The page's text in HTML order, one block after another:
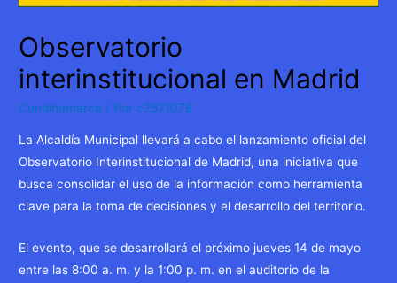
Observatorio
interinstitucional en Madrid
Cundinamarca / Por c2521078
La Alcaldía Municipal llevará a cabo el lanzamiento oficial del
Observatorio Interinstitucional de Madrid, una iniciativa que
busca consolidar el uso de la información como herramienta
clave para la toma de decisiones y el desarrollo del territorio.
El evento, que se desarrollará el próximo jueves 14 de mayo
entre las 8:00 a. m. y la 1:00 p. m. en el auditorio de la